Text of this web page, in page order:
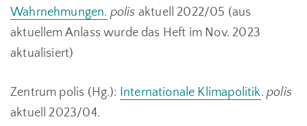
Wahrnehmungen. polis aktuell 2022/05 (aus
aktuellem Anlass wurde das Heft im Nov. 2023
aktualisiert)
Zentrum polis (Hg.): Internationale Klimapolitik.polis
aktuell 2023/04.